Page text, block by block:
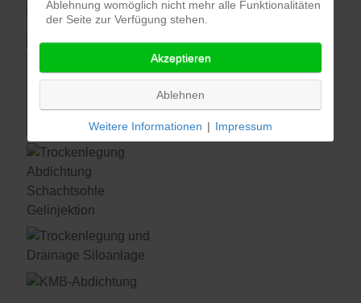
Ablehnung womöglich nicht mehr alle Funktionalitäten
der Seite zur Verfügung stehen.
Akzeptieren
Ablehnen
Weitere Informationen | Impressum